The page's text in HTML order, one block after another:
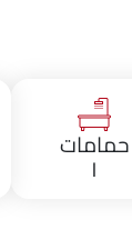
حمامات
١